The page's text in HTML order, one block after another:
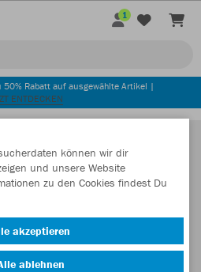
1
Rabatt auf ausgewählte Artikel |
ENTDECKEN
können wir dir
und unsere Website
zu den Cookies findest Du
akzeptieren
ablehnen